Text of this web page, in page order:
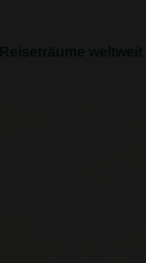
Reiseträume weltweit